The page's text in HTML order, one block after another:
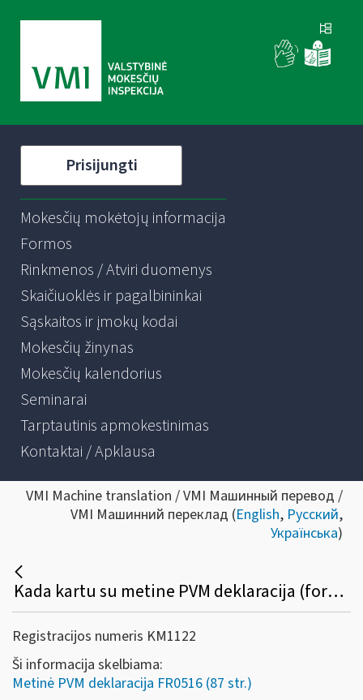
Prisijungti
Mokesčių mokėtojų informacija
Formos
Rinkmenos / Atviri duomenys
Skaičiuoklės ir pagalbininkai
Sąskaitos ir įmokų kodai
Mokesčių žinynas
Mokesčių kalendorius
Seminarai
Tarptautinis apmokestinimas
Kontaktai / Apklausa
VMI Machine translation / VMI Машинный перевод /
VMI Машинний переклад (English, Русский,
Українська)
Kada kartu su metine PVM deklaracija (forma FR0516) turi būti pateikiamas ir jos priedas (FR0516A))?
Registracijos numeris KM1122
Ši informacija skelbiama:
Metinė PVM deklaracija FR0516 (87 str.)